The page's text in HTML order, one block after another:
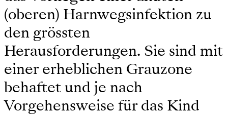
(oberen) Harnwegsinfektion zu
den grössten
Herausforderungen. Sie sind mit
einer erheblichen Grauzone
behaftet und je nach
Vorgehensweise für das Kind